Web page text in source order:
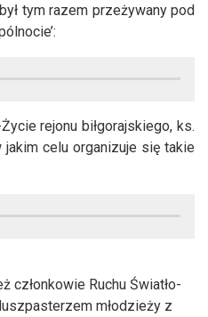
tym razem przeżywany pod
rejonu biłgorajskiego, ks.
celu organizuje się takie
członkowie Ruchu Światło-
młodzieży z